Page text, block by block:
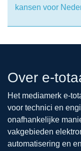
kansen voor
Over e-
Het mediamerk e-
voor technici en
onafhankelijke
vakgebieden
automatisering en